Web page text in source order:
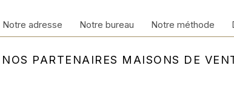
NOS PARTENAIRES MAISONS DE
Notre adresse Notre bureau Notre méthode